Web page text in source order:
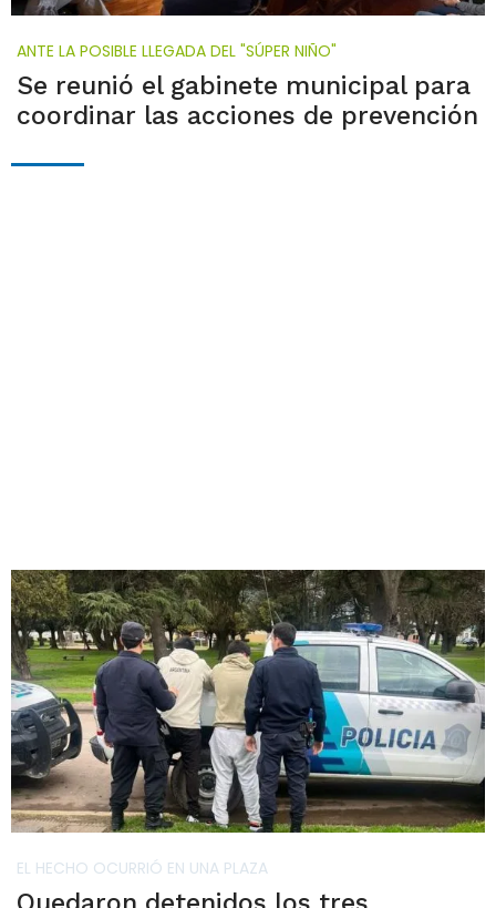
ANTE LA POSIBLE LLEGADA DEL "SÚPER NIÑO"
Se reunió el gabinete municipal para
coordinar las acciones de prevención
EL HECHO OCURRIÓ EN UNA PLAZA